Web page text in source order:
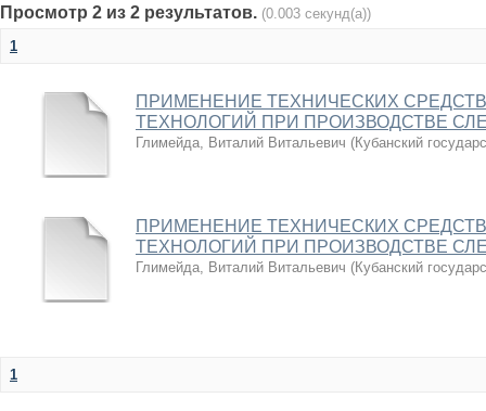
Просмотр 2 из 2 результатов. (0.003 секунд(а))
1
ПРИМЕНЕНИЕ ТЕХНИЧЕСКИХ
ТЕХНОЛОГИЙ ПРИ ПРОИЗВОДСТВЕ
Глимейда, Виталий Витальевич (Кубанский
ПРИМЕНЕНИЕ ТЕХНИЧЕСКИХ
ТЕХНОЛОГИЙ ПРИ ПРОИЗВОДСТВЕ
Глимейда, Виталий Витальевич (Кубанский
1